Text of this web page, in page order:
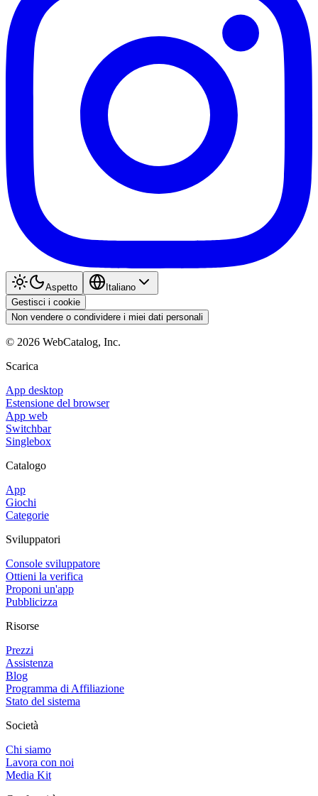
Aspetto
Italiano
Gestisci i cookie
Non vendere o condividere i miei dati personali
© 2026 WebCatalog, Inc.
Scarica
App desktop
Estensione del browser
App web
Switchbar
Singlebox
Catalogo
App
Giochi
Categorie
Sviluppatori
Console sviluppatore
Ottieni la verifica
Proponi un'app
Pubblicizza
Risorse
Prezzi
Assistenza
Blog
Programma di Affiliazione
Stato del sistema
Società
Chi siamo
Lavora con noi
Media Kit